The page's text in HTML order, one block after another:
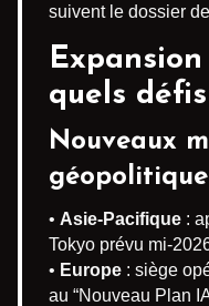
suivent le dossier
quels
Nouveaux
géopolitique
• Asie-Pacifique :
Tokyo prévu mi-
• Europe : siège
au “Nouveau Plan